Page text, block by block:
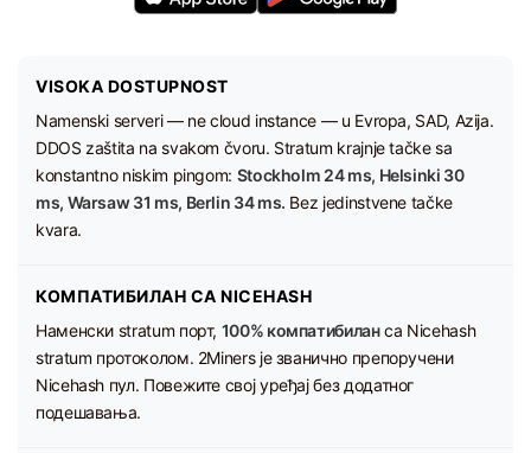
VISOKA DOSTUPNOST
Namenski serveri — ne cloud instance — u Evropa, SAD, Azija.
DDOS zaštita na svakom čvoru. Stratum krajnje tačke sa
konstantno niskim pingom: Stockholm 24 ms, Helsinki 30
ms, Warsaw 31 ms, Berlin 34 ms. Bez jedinstvene tačke
kvara.
КОМПАТИБИЛАН СА NICEHASH
Наменски stratum порт, 100% компатибиланса Nicehash
stratum протоколом. 2Miners је званично препоручени
Nicehash пул. Повежите свој уређај без додатног
подешавања.